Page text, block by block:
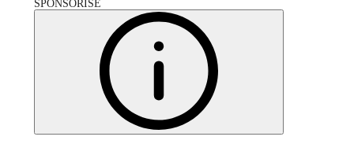
SPONSORISÉ